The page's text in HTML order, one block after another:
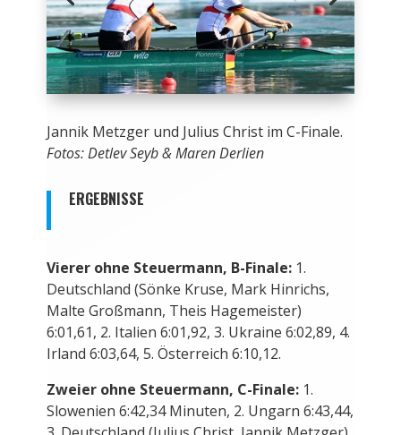
Jannik Metzger und Julius Christ im C-Finale.
Fotos: Detlev Seyb & Maren Derlien
ERGEBNISSE
Vierer ohne Steuermann, B-Finale:1.
Deutschland (Sönke Kruse, Mark Hinrichs,
Malte Großmann, Theis Hagemeister)
6:01,61, 2. Italien 6:01,92, 3. Ukraine 6:02,89, 4.
Irland 6:03,64, 5. Österreich 6:10,12.
Zweier ohne Steuermann, C-Finale:1.
Slowenien 6:42,34 Minuten, 2. Ungarn 6:43,44,